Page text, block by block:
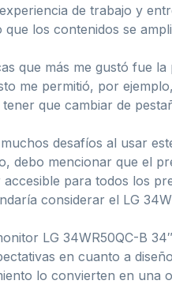
de trabajo y
los contenidos se
que más me gustó fue
me permitió, por
que cambiar de
desafíos al usar
debo mencionar que el
para todos los
considerar el LG
LG 34WR50QC-B
en cuanto a
lo convierten en una